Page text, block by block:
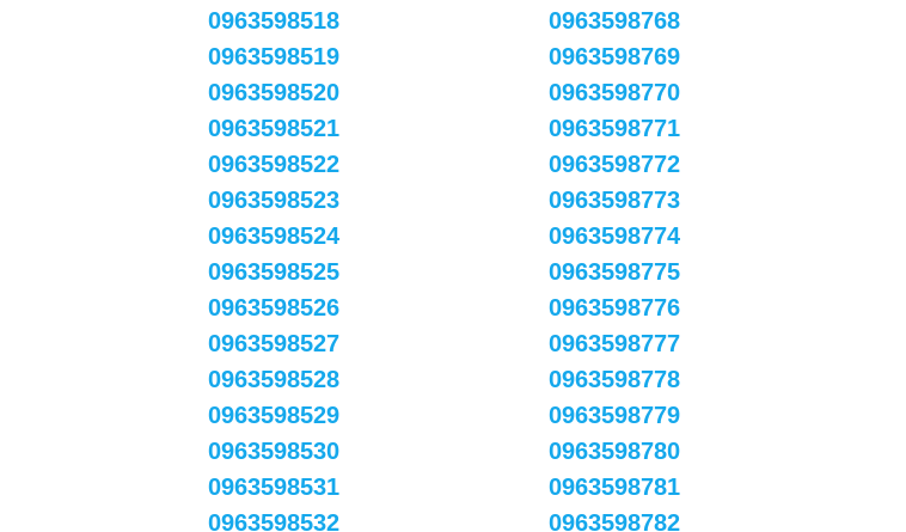
0963598518
0963598519
0963598520
0963598521
0963598522
0963598523
0963598524
0963598525
0963598526
0963598527
0963598528
0963598529
0963598530
0963598531
0963598532
0963598768
0963598769
0963598770
0963598771
0963598772
0963598773
0963598774
0963598775
0963598776
0963598777
0963598778
0963598779
0963598780
0963598781
0963598782